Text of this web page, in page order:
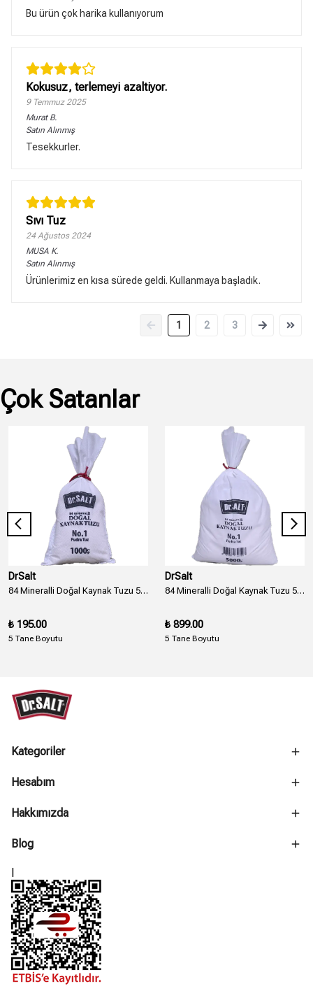
Bu ürün çok harika kullanıyorum
Kokusuz, terlemeyi azaltiyor.
9 Temmuz 2025
Murat B.
Satın Alınmış
Tesekkurler.
Sıvı Tuz
24 Ağustos 2024
MUSA K.
Satın Alınmış
Ürünlerimiz en kısa sürede geldi. Kullanmaya başladık.
1 2 3
Çok Satanlar
DrSalt
84 Mineralli Doğal Kaynak Tuzu 5 Boyut ve Numara Bez Paket - 1000 Gr.
₺ 195.00
5 Tane Boyutu
DrSalt
84 Mineralli Doğal Kaynak Tuzu 5 Boyut ve Numara Bez Paket - 5000 Gr. - 5 Kg.
₺ 899.00
5 Tane Boyutu
Kategoriler
Hesabım
Hakkımızda
Blog